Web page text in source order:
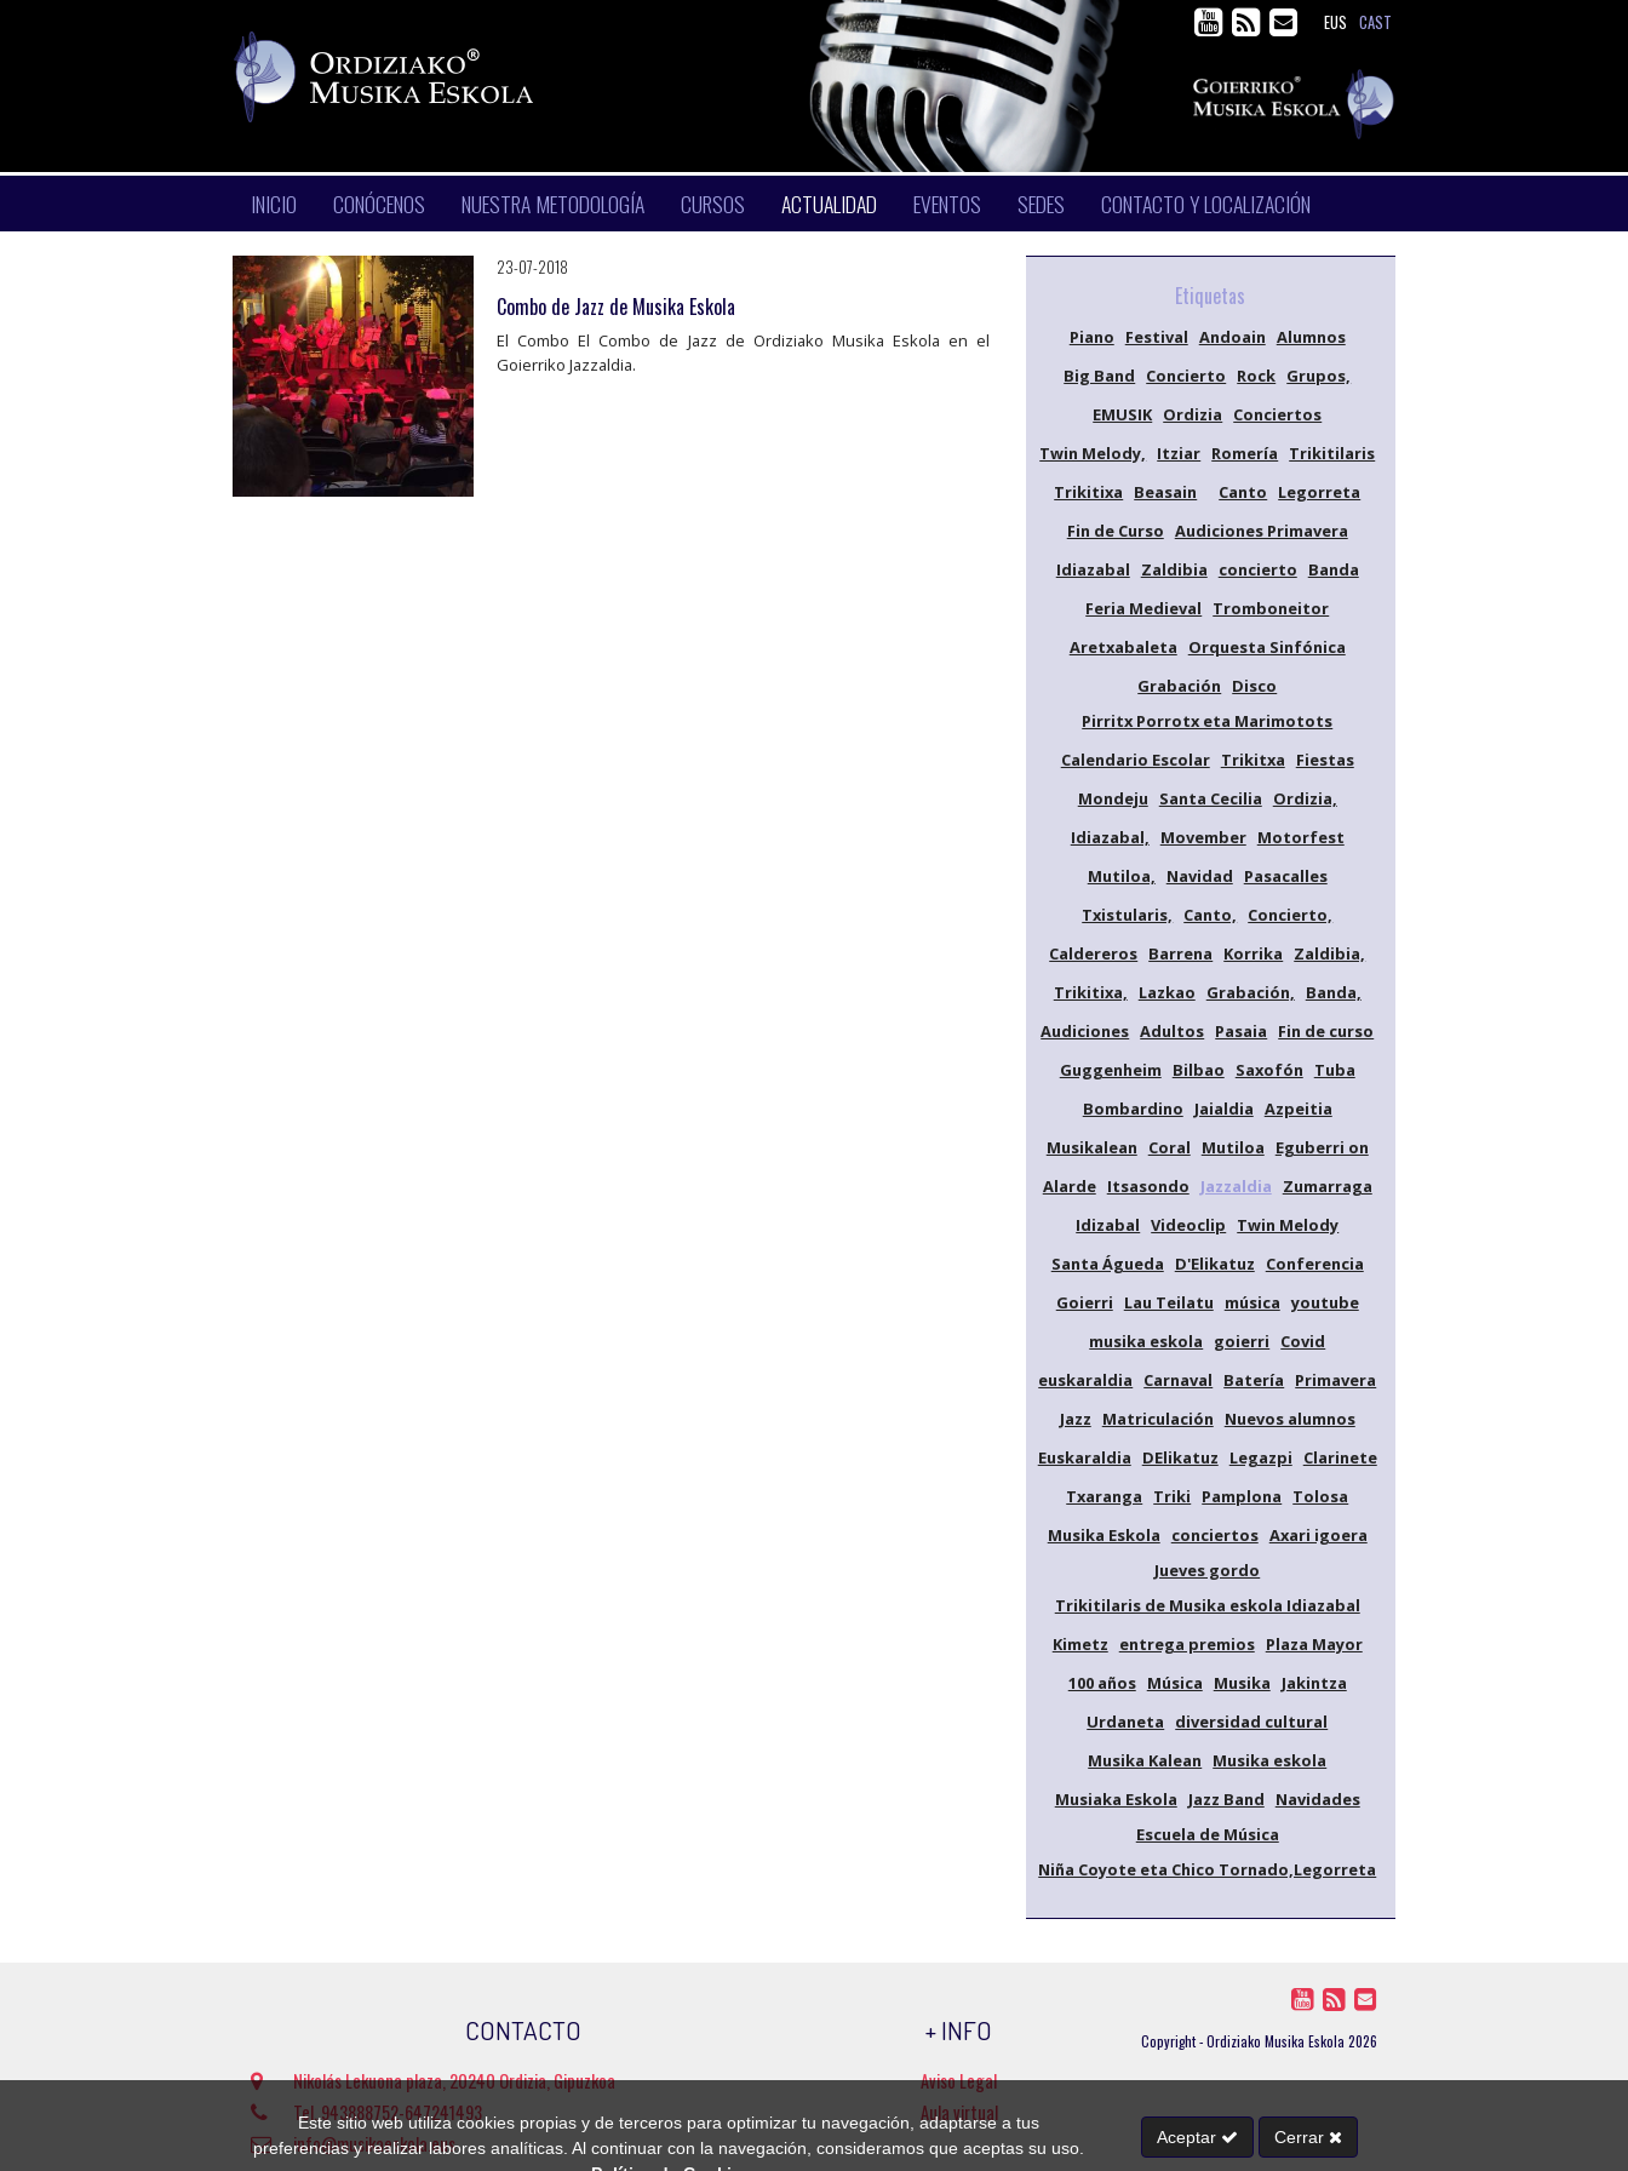
EUS CAST
INICIO CONÓCENOS NUESTRA METODOLOGÍA CURSOS ACTUALIDAD EVENTOS SEDES CONTACTO Y LOCALIZACIÓN
23-07-2018
Combo de Jazz de Musika Eskola
El Combo El Combo de Jazz de Ordiziako Musika Eskola en el
Goierriko Jazzaldia.
Etiquetas
Piano Festival Andoain Alumnos
Big Band
Concierto Rock Grupos,
EMUSIK Ordizia
Conciertos
Twin Melody,
Itziar Romería
Trikitilaris
Trikitixa
Beasain Canto
Legorreta
Fin de Curso Audiciones Primavera
Idiazabal
Zaldibia concierto
Banda
Feria Medieval
Tromboneitor
Aretxabaleta
Orquesta Sinfónica
Grabación
Disco
Pirritx Porrotx eta Marimotots
Calendario Escolar Trikitxa
Fiestas
Mondeju
Santa Cecilia
Ordizia,
Idiazabal,
Movember Motorfest
Mutiloa,
Navidad
Pasacalles
Txistularis,
Canto,
Concierto,
Caldereros Barrena Korrika
Zaldibia,
Trikitixa,
Lazkao Grabación,
Banda,
Audiciones Adultos Pasaia
Fin de curso
Guggenheim
Bilbao Saxofón
Tuba
Bombardino
Jaialdia Azpeitia
Musikalean
Coral Mutiloa
Eguberri on
Alarde Itsasondo Jazzaldia
Zumarraga
Idizabal Videoclip
Twin Melody
Santa Águeda
D'Elikatuz
Conferencia
Goierri
Lau Teilatu música youtube
musika eskola
goierri
Covid
euskaraldia
Carnaval Batería
Primavera
Jazz
Matriculación
Nuevos alumnos
Euskaraldia
DElikatuz Legazpi
Clarinete
Txaranga
Triki Pamplona
Tolosa
Musika Eskola
conciertos Axari igoera
Jueves gordo
Trikitilaris de Musika eskola Idiazabal
Kimetz
entrega premios Plaza Mayor
100 años Música Musika
Jakintza
Urdaneta
diversidad cultural
Musika Kalean
Musika eskola
Musiaka Eskola
Jazz Band
Navidades
Escuela de Música
Niña Coyote eta Chico Tornado,Legorreta
CONTACTO
Nikolás Lekuona plaza, 20240 Ordizia, Gipuzkoa
Tel. 943888752-647241493
info@musikaeskola.eus
+ INFO
Aviso Legal
Aula virtual
Copyright - Ordiziako Musika Eskola 2026
Este sitio web utiliza cookies propias y de terceros para optimizar tu navegación, adaptarse a tus
preferencias y realizar labores analíticas. Al continuar con la navegación, consideramos que aceptas su uso.
Aceptar Cerrar